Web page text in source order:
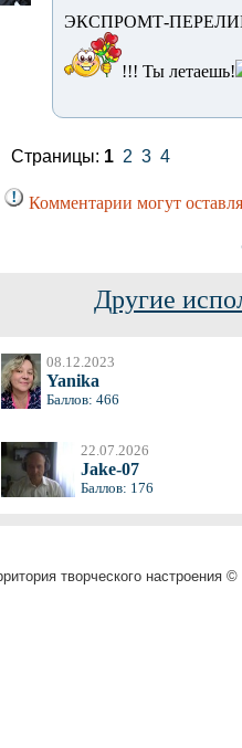
ЭКСПРОМТ-
!!! Ты летаешь!
Страницы: 1 2 3 4
Комментарии могут
Другие
08.12.2023
Yanika
Баллов: 466
22.07.2026
Jake-07
Баллов: 176
творческого настроения